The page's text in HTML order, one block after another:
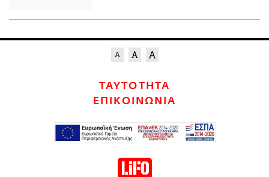
ΤΑΥΤΟΤΗΤΑ
ΕΠΙΚΟΙΝΩΝΙΑ